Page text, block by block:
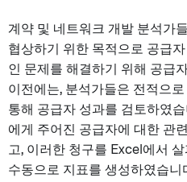
계약 및 네트워크 개발 분석가
협상하기 위한 목적으로 공급
인 문제를 해결하기 위해 공급
이전에는, 분석가들은 전적으
통해 공급자 성과를 검토하였
에게 주어진 공급자에 대한 관
고, 이러한 청구를 Excel에서
수동으로 지표를 생성하였습니